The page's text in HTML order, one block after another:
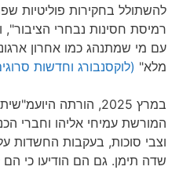
להשתולל בחקירות פוליטיות
רמיסת חסינות נבחרי
עם מי שמתנהג כמו אחרון
מלא" (לוקסנבורג וחדשות סרוגים,
במרץ 2025, הורתה
המורשת עמיחי אליהו וחברי
וצבי סוכות, בעקבות החשדות
שדה תימן. גם הם הודיעו כי הם